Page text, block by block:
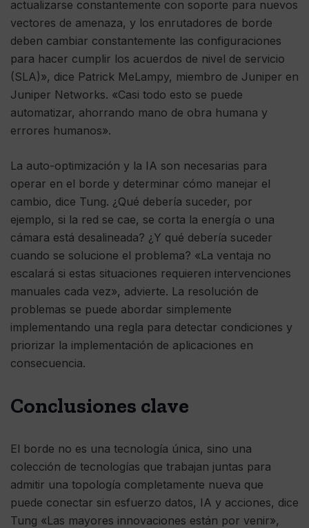
actualizarse constantemente con soporte para nuevos
vectores de amenaza, y los enrutadores de borde
deben cambiar constantemente las configuraciones
para hacer cumplir los acuerdos de nivel de servicio
(SLA)», dice Patrick MeLampy, miembro de Juniper en
Juniper Networks. «Casi todo esto se puede
automatizar, ahorrando mano de obra humana y
errores humanos».
La auto-optimización y la IA son necesarias para
operar en el borde y determinar cómo manejar el
cambio, dice Tung. ¿Qué debería suceder, por
ejemplo, si la red se cae, se corta la energía o una
cámara está desalineada? ¿Y qué debería suceder
cuando se solucione el problema? «La ventaja no
escalará si estas situaciones requieren intervenciones
manuales cada vez», advierte. La resolución de
problemas se puede abordar simplemente
implementando una regla para detectar condiciones y
priorizar la implementación de aplicaciones en
consecuencia.
Conclusiones clave
El borde no es una tecnología única, sino una
colección de tecnologías que trabajan juntas para
admitir una topología completamente nueva que
puede conectar sin esfuerzo datos, IA y acciones, dice
Tung «Las mayores innovaciones están por venir»,